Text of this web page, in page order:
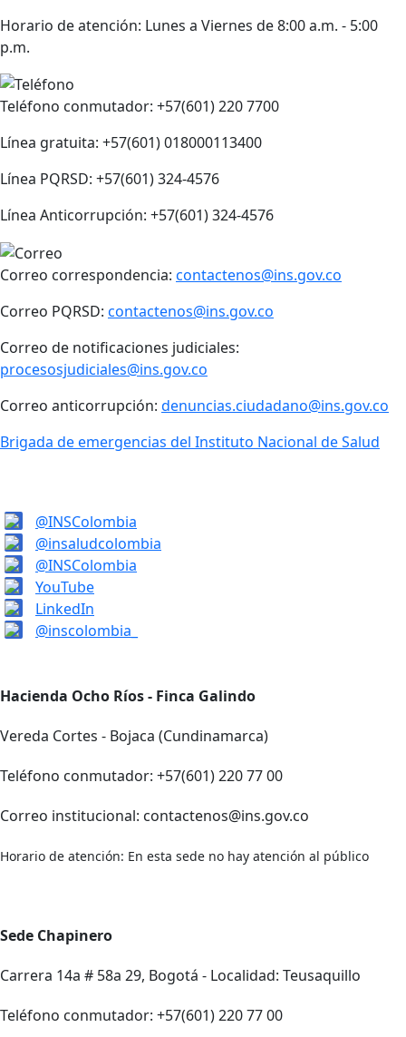
Horario de atención: Lunes a Viernes de 8:00 a.m. - 5:00
p.m.
Teléfono conmutador: +57(601) 220 7700
Línea gratuita: +57(601) 018000113400
Línea PQRSD: +57(601) 324-4576
Línea Anticorrupción: +57(601) 324-4576
Correo correspondencia: contactenos@ins.gov.co
Correo PQRSD: contactenos@ins.gov.co
Correo de notificaciones judiciales:
procesosjudiciales@ins.gov.co
Correo anticorrupción: denuncias.ciudadano@ins.gov.co
Brigada de emergencias del Instituto Nacional de Salud
@INSColombia
@insaludcolombia
@INSColombia
YouTube
LinkedIn
@inscolombia_
Hacienda Ocho Ríos - Finca Galindo
Vereda Cortes - Bojaca (Cundinamarca)
Teléfono conmutador: +57(601) 220 77 00
Correo institucional: contactenos@ins.gov.co
Horario de atención: En esta sede no hay atención al público
Sede Chapinero
Carrera 14a # 58a 29, Bogotá - Localidad: Teusaquillo
Teléfono conmutador: +57(601) 220 77 00